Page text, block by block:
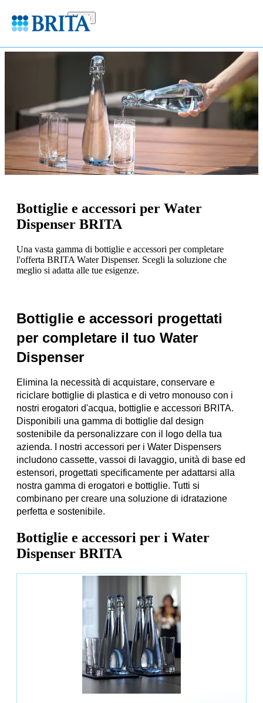
Menù
Bottiglie e accessori per Water
Dispenser BRITA
Una vasta gamma di bottiglie e accessori per completare
l'offerta BRITA Water Dispenser. Scegli la soluzione che
meglio si adatta alle tue esigenze.
Bottiglie e accessori progettati
per completare il tuo Water
Dispenser
Elimina la necessità di acquistare, conservare e
riciclare bottiglie di plastica e di vetro monouso con i
nostri erogatori d'acqua, bottiglie e accessori BRITA.
Disponibili una gamma di bottiglie dal design
sostenibile da personalizzare con il logo della tua
azienda. I nostri accessori per i Water Dispensers
includono cassette, vassoi di lavaggio, unità di base ed
estensori, progettati specificamente per adattarsi alla
nostra gamma di erogatori e bottiglie. Tutti si
combinano per creare una soluzione di idratazione
perfetta e sostenibile.
Bottiglie e accessori per i Water
Dispenser BRITA